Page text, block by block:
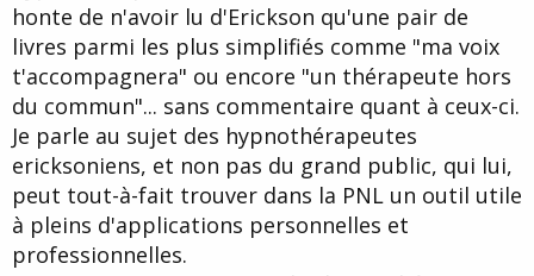
honte de n'avoir lu d'Erickson qu'une pair de
livres parmi les plus simplifiés comme "ma voix
t'accompagnera" ou encore "un thérapeute hors
du commun"... sans commentaire quant à ceux-ci.
Je parle au sujet des hypnothérapeutes
ericksoniens, et non pas du grand public, qui lui,
peut tout-à-fait trouver dans la PNL un outil utile
à pleins d'applications personnelles et
professionnelles.